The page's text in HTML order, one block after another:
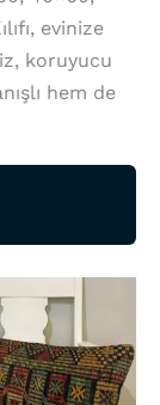
evinize
koruyucu
hem de